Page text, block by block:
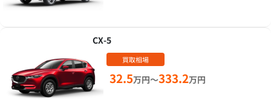
CX-5
買取相場
32.5万円～333.2万円